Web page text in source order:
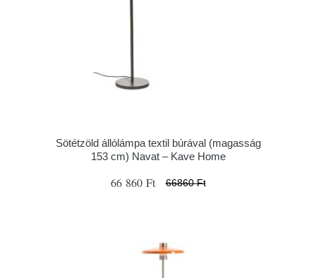
Sötétzöld állólámpa textil búrával (magasság
153 cm) Navat – Kave Home
66 860 Ft 66860 Ft